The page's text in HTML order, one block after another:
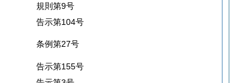
規則第9号
告示第104号
条例第27号
告示第155号